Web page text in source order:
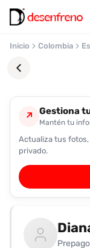
Inicio Colombia
Favoritos
Pronto
podrás
registrarte
guardar
↗ Gestiona
Mantén tu
Actualiza tus
privado.